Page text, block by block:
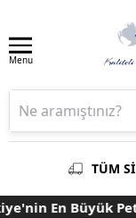
Menu
TÜM
En Büyük Pet